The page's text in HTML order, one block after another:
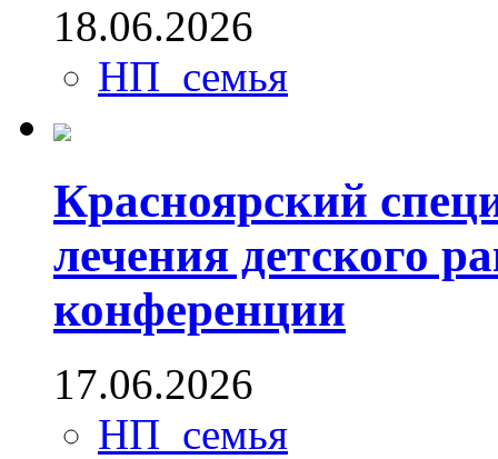
18.06.2026
НП_семья
Красноярский
лечения детского
конференции
17.06.2026
НП_семья